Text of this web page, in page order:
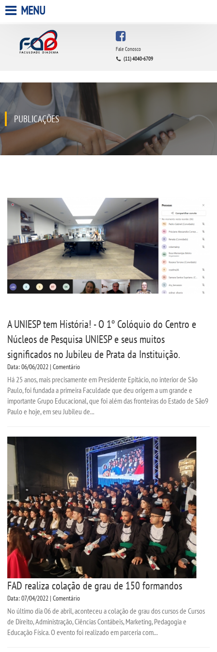
QUEM SOMOS
ESTÁGIOS
CPA
PROUNI
BACHARELADOS
LICENCIATURAS
TECNOLÓGICOS
VESTIBULAR
SEGUNDA GRADUAÇÃO
MATRÍCULA
EDITAL
EDITAL - ADENDO 1
DESTAQUES
MENU
Fale Conosco
(11) 4040-6709
PUBLICAÇÕES
A UNIESP tem História! - O 1º Colóquio do Centro e
Núcleos de Pesquisa UNIESP e seus muitos
significados no Jubileu de Prata da Instituição.
Data: 06/06/2022 | Comentário
Há 25 anos, mais precisamente em Presidente Epitácio, no interior de São
Paulo, foi fundada a primeira Faculdade que deu origem a um grande e
importante Grupo Educacional, que foi além das fronteiras do Estado de São9
Paulo e hoje, em seu Jubileu de...
FAD realiza colação de grau de 150 formandos
Data: 07/04/2022 | Comentário
No último dia 06 de abril, aconteceu a colação de grau dos cursos de Cursos
de Direito, Administração, Ciências Contábeis, Marketing, Pedagogia e
Educação Física. O evento foi realizado em parceria com...